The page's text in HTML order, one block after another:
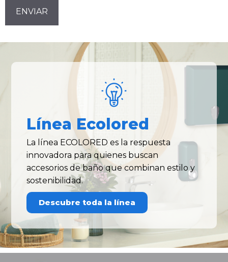
Línea Ecolored
La línea ECOLORED es la respuesta
innovadora para quienes buscan
accesorios de baño que combinan estilo y
sostenibilidad.
Descubre toda la línea